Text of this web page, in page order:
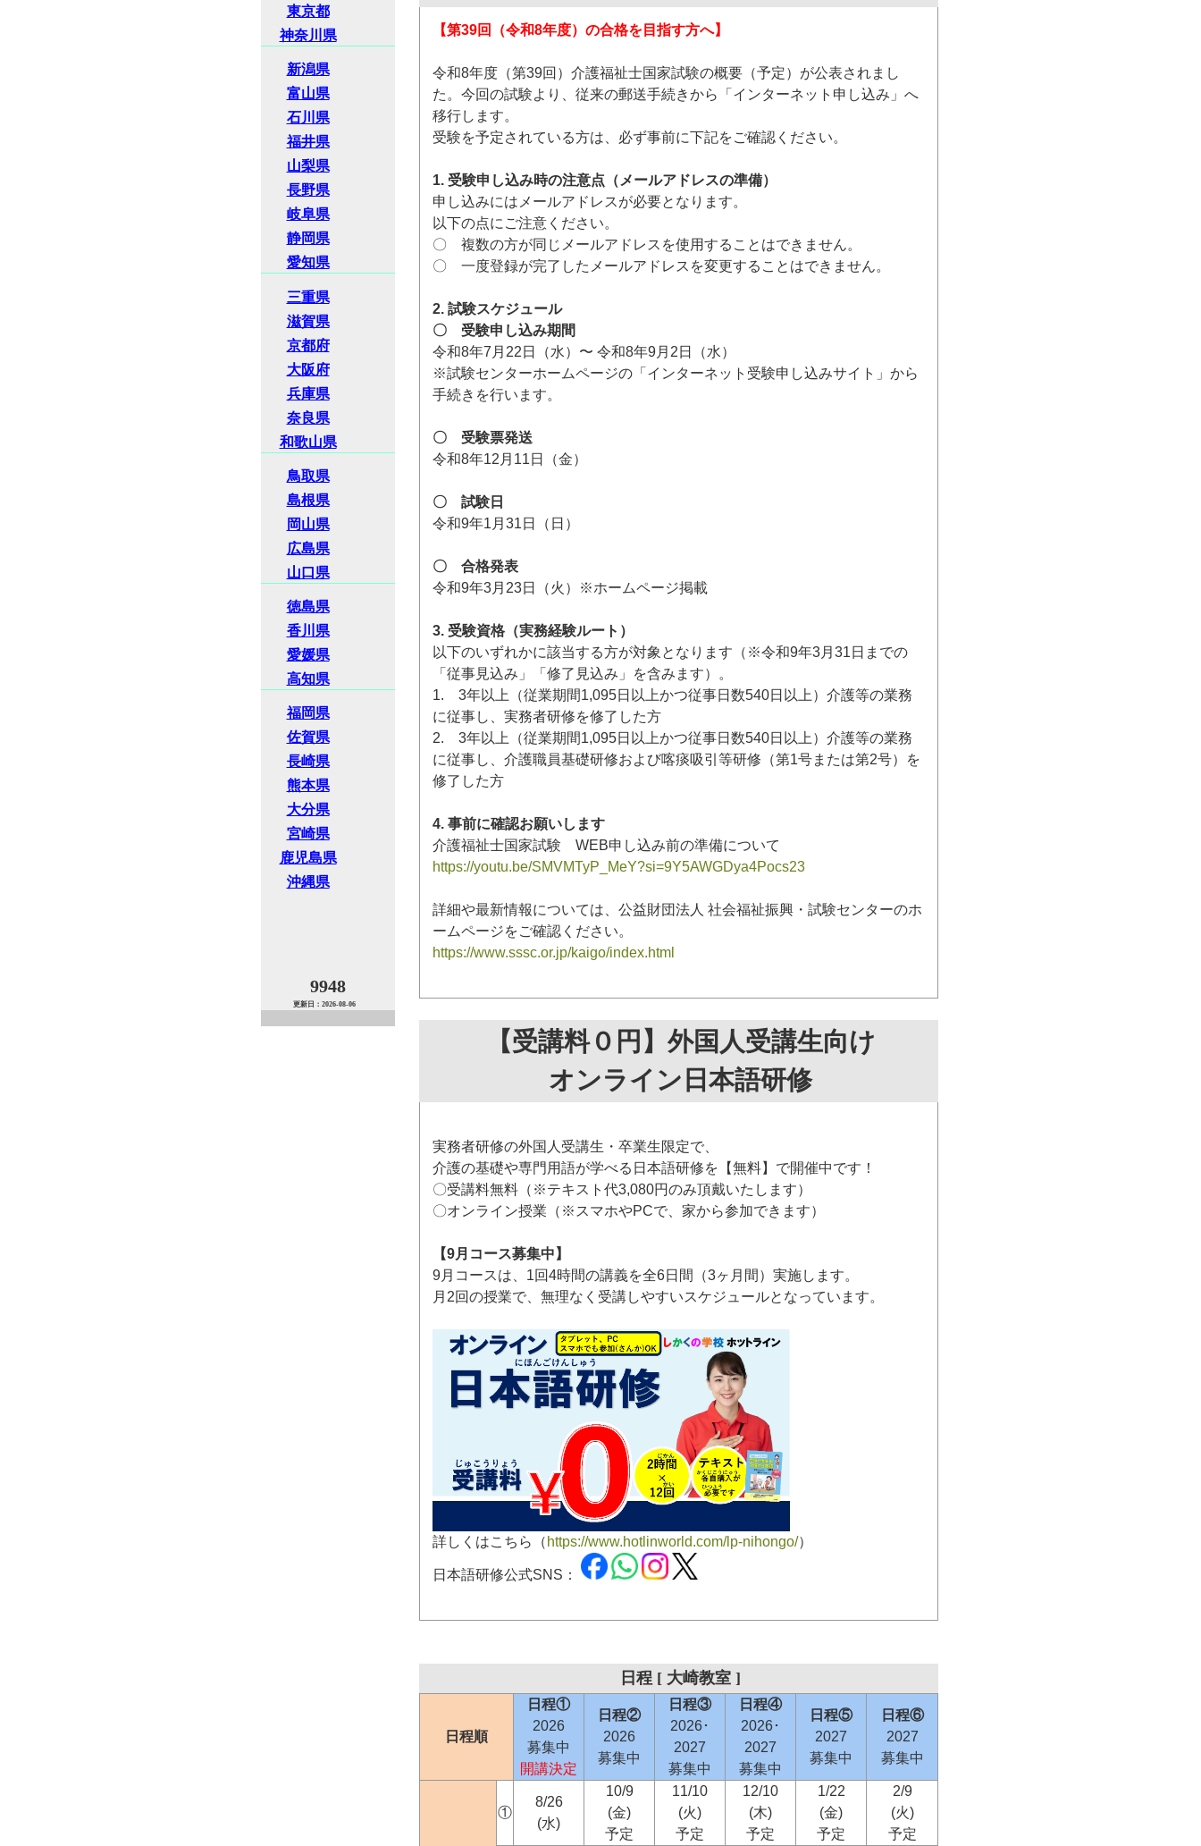
【第39回（令和8年度）の合格を目指す方へ】
令和8年度（第39回）介護福祉士国家試験の概要（予定）が公表されまし
た。今回の試験より、従来の郵送手続きから「インターネット申し込み」へ
移行します。
受験を予定されている方は、必ず事前に下記をご確認ください。
1. 受験申し込み時の注意点（メールアドレスの準備）
申し込みにはメールアドレスが必要となります。
以下の点にご注意ください。
〇 複数の方が同じメールアドレスを使用することはできません。
〇 一度登録が完了したメールアドレスを変更することはできません。
2. 試験スケジュール
〇 受験申し込み期間
令和8年7月22日（水）〜 令和8年9月2日（水）
※試験センターホームページの「インターネット受験申し込みサイト」から
手続きを行います。
〇 受験票発送
令和8年12月11日（金）
〇 試験日
令和9年1月31日（日）
〇 合格発表
令和9年3月23日（火）※ホームページ掲載
3. 受験資格（実務経験ルート）
以下のいずれかに該当する方が対象となります（※令和9年3月31日までの
「従事見込み」「修了見込み」を含みます）。
1. 3年以上（従業期間1,095日以上かつ従事日数540日以上）介護等の業務
に従事し、実務者研修を修了した方
2. 3年以上（従業期間1,095日以上かつ従事日数540日以上）介護等の業務
に従事し、介護職員基礎研修および喀痰吸引等研修（第1号または第2号）を
修了した方
4. 事前に確認お願いします
介護福祉士国家試験 WEB申し込み前の準備について
https://youtu.be/SMVMTyP_MeY?si=9Y5AWGDya4Pocs23
詳細や最新情報については、公益財団法人 社会福祉振興・試験センターのホ
ームページをご確認ください。
https://www.sssc.or.jp/kaigo/index.html
【受講料０円】外国人受講生向け
オンライン日本語研修
実務者研修の外国人受講生・卒業生限定で、
介護の基礎や専門用語が学べる日本語研修を【無料】で開催中です！
〇受講料無料（※テキスト代3,080円のみ頂戴いたします）
〇オンライン授業（※スマホやPCで、家から参加できます）
【9月コース募集中】
9月コースは、1回4時間の講義を全6日間（3ヶ月間）実施します。
月2回の授業で、無理なく受講しやすいスケジュールとなっています。
詳しくはこちら（ https://www.hotlinworld.com/lp-nihongo/）
日本語研修公式SNS：
日程 [ 大崎教室 ]
日程順
日程①
2026
募集中
開講決定
日程②
2026
募集中
日程③
2026･
2027
募集中
日程④
2026･
2027
募集中
日程⑤
2027
募集中
日程⑥
2027
募集中
①
8/26
(水)
10/9
(金)
予定
11/10
(火)
予定
12/10
(木)
予定
1/22
(金)
予定
2/9
(火)
予定
東京都
神奈川県
新潟県
富山県
石川県
福井県
山梨県
長野県
岐阜県
静岡県
愛知県
三重県
滋賀県
京都府
大阪府
兵庫県
奈良県
和歌山県
鳥取県
島根県
岡山県
広島県
山口県
徳島県
香川県
愛媛県
高知県
福岡県
佐賀県
長崎県
熊本県
大分県
宮崎県
鹿児島県
沖縄県
9948
更新日：2026-08-06